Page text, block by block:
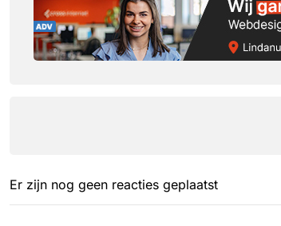
Er zijn nog geen reacties geplaatst